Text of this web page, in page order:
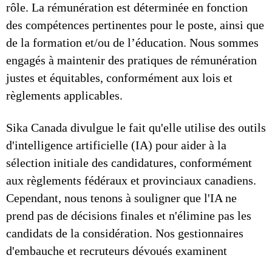
rôle. La rémunération est déterminée en fonction
des compétences pertinentes pour le poste, ainsi que
de la formation et/ou de l’éducation. Nous sommes
engagés à maintenir des pratiques de rémunération
justes et équitables, conformément aux lois et
règlements applicables.
Sika Canada divulgue le fait qu'elle utilise des outils
d'intelligence artificielle (IA) pour aider à la
sélection initiale des candidatures, conformément
aux règlements fédéraux et provinciaux canadiens.
Cependant, nous tenons à souligner que l'IA ne
prend pas de décisions finales et n'élimine pas les
candidats de la considération. Nos gestionnaires
d'embauche et recruteurs dévoués examinent